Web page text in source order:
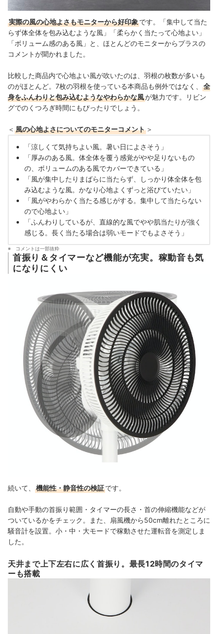
実際の風の心地よさもモニターから好印象です。「集中して当た
らず体全体を包み込むような風」「柔らかく当たって心地よい」
「ボリューム感のある風」と、ほとんどのモニターからプラスの
コメントが聞かれました。
比較した商品内で心地よい風が吹いたのは、羽根の枚数が多いも
のがほとんど。7枚の羽根を使っている本商品も例外ではなく、
全
身をふんわりと包み込むようなやわらかな風が魅力です。リビン
グでのくつろぎ時間にもぴったりでしょう。
＜ 風の心地よさについてのモニターコメント ＞
「涼しくて気持ちよい風。暑い日によさそう」
「厚みのある風。体全体を覆う感覚がやや足りないもの
の、ボリュームのある風でカバーできている」
「風が集中したりまばらに当たらず、しっかり体全体を包
み込むような風。かなり心地よくずっと浴びていたい」
「風がやわらかく当たる感じがする。集中して当たらない
ので心地よい」
「ふんわりしているが、直線的な風でやや肌当たりが強く
感じる。長く当たる場合は弱いモードでもよさそう」
コメントは一部抜粋
首振り＆タイマーなど機能が充実。稼動音も気
になりにくい
続いて、 機能性・静音性の検証です。
自動や手動の首振り範囲・タイマーの長さ・首の伸縮機能などが
ついているかをチェック。また、扇風機から50cm離れたところに
騒音計を設置。小・中・大モードで稼動させた運転音を測定しま
した。
天井まで上下左右に広く首振り。最長12時間のタイマ
ーも搭載